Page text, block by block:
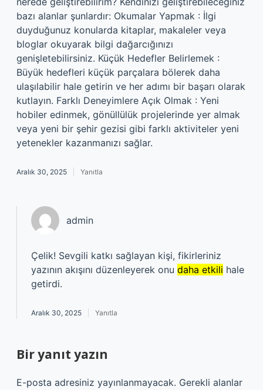
bazı alanlar şunlardır: Okumalar Yapmak : İlgi
duyduğunuz konularda kitaplar, makaleler veya
bloglar okuyarak bilgi dağarcığınızı
genişletebilirsiniz. Küçük Hedefler Belirlemek :
Büyük hedefleri küçük parçalara bölerek daha
ulaşılabilir hale getirin ve her adımı bir başarı olarak
kutlayın. Farklı Deneyimlere Açık Olmak : Yeni
hobiler edinmek, gönüllülük projelerinde yer almak
veya yeni bir şehir gezisi gibi farklı aktiviteler yeni
yetenekler kazanmanızı sağlar.
Aralık 30, 2025 Yanıtla
admin
Çelik! Sevgili katkı sağlayan kişi, fikirleriniz
yazının akışını düzenleyerek onu daha etkili hale
getirdi.
Aralık 30, 2025 Yanıtla
Bir yanıt yazın
E-posta adresiniz yayınlanmayacak. Gerekli alanlar